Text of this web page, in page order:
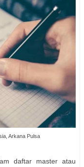
Arkana Pulsa
daftar master atau